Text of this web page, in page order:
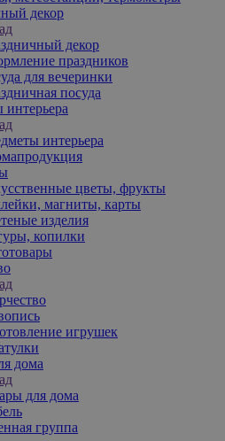
декор
декор
праздников
для вечеринки
посуда
интерьера
цветы, фрукты
магниты, карты
изделия
копилки
игрушек
дома
для дома
группа